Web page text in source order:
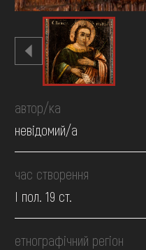
автор/ка
невідомий/а
час створення
І пол. 19 ст.
етнографічний регіон